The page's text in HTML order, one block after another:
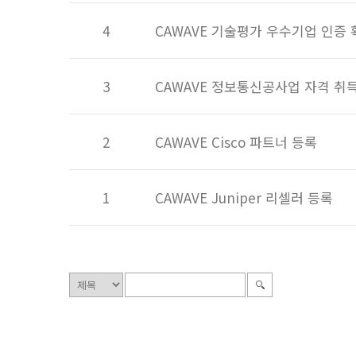
4 CAWAVE 기술평가 우수기업 인증
3 CAWAVE 정보통신공사업 자격 취
2 CAWAVE Cisco 파트너 등록
1 CAWAVE Juniper 리셀러 등록